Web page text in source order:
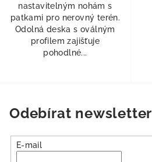
nastavitelným nohám s
patkami pro nerovný terén.
Odolná deska s oválným
profilem zajišťuje
pohodlné...
Odebírat newsletter
E-mail